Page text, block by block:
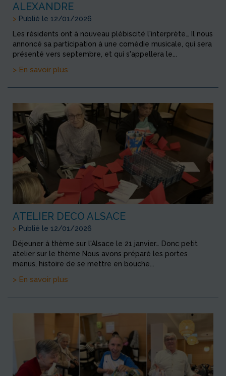
ALEXANDRE
> Publié le 12/01/2026
Les résidents ont à nouveau plébiscité l'interprète… Il nous
annoncé sa participation à une comédie musicale, qui sera
présenté vers septembre, et qui s'appellera le...
> En savoir plus
ATELIER DECO ALSACE
> Publié le 12/01/2026
Déjeuner à thème sur l'Alsace le 21 janvier… Donc petit
atelier sur le thème Nous avons préparé les portes
menus, histoire de se mettre en bouche...
> En savoir plus